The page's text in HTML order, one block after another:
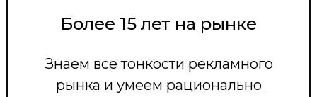
Более 15 лет на рынке
Знаем все тонкости рекламного
рынка и умеем рационально